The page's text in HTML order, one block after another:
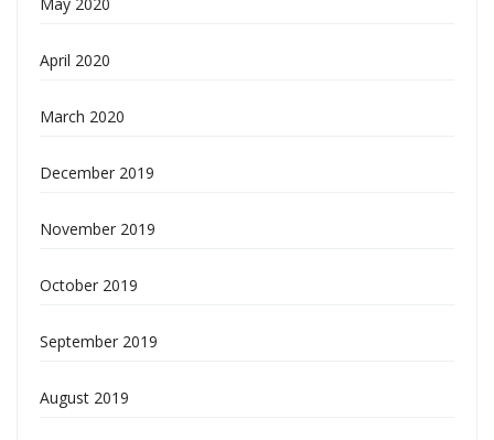
April 2020
March 2020
December 2019
November 2019
October 2019
September 2019
August 2019